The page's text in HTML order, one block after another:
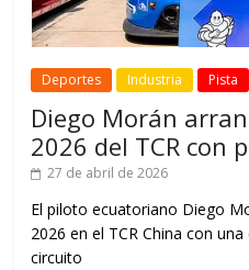
Deportes Industria Pista
Diego Morán
2026 del TCR con
27 de abril de 2026
El piloto ecuatoriano Diego
2026 en el TCR China con
circuito